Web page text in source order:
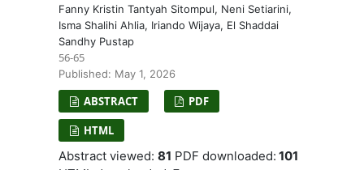
Fanny Kristin Tantyah Sitompul, Neni Setiarini,
Isma Shalihi Ahlia, Iriando Wijaya, El Shaddai
Sandhy Pustap
56-65
Published: May 1, 2026
ABSTRACT
PDF
HTML
Abstract viewed: 81 PDF downloaded: 101